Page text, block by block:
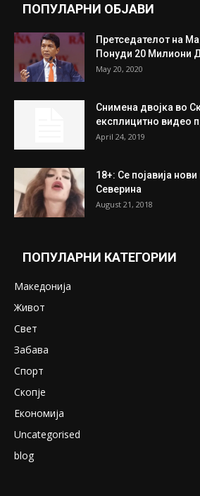
ПОПУЛАРНИ ОБЈАВИ
Претседателот на
Понуди 20 Милиони
May 20, 2020
Снимена двојка во
експлицитно видео
April 24, 2019
18+: Се појавија
Северина
August 21, 2018
ПОПУЛАРНИ КАТЕГОРИИ
Македонија
Живот
Свет
Забава
Спорт
Скопје
Економија
Uncategorised
blog